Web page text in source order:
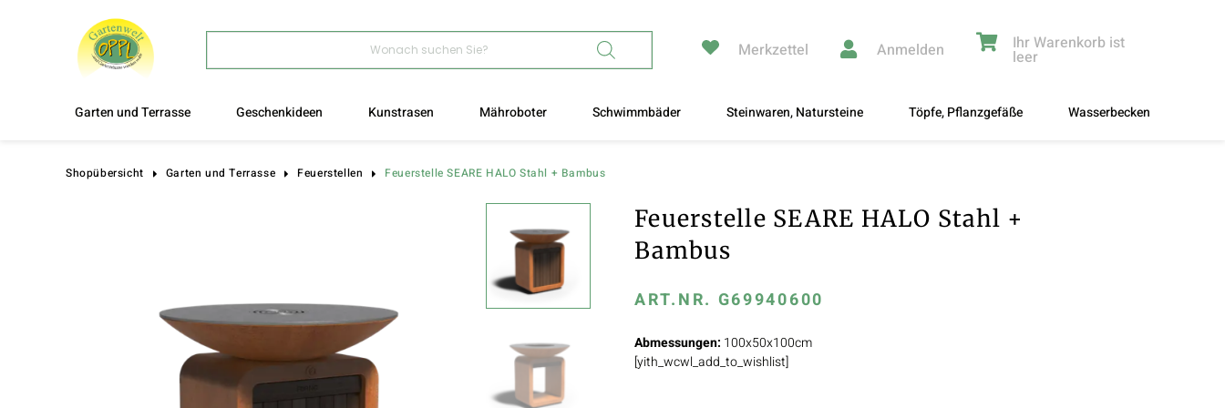
Merkzettel Anmelden Ihr Warenkorb ist
leer
Garten und Terrasse Geschenkideen Kunstrasen Mähroboter Schwimmbäder Steinwaren, Natursteine Töpfe, Pflanzgefäße Wasserbecken
Shopübersicht Garten und Terrasse Feuerstellen Feuerstelle SEARE HALO Stahl + Bambus
Feuerstelle SEARE HALO Stahl +
Bambus
ART.NR. G69940600
Abmessungen: 100x50x100cm
[yith_wcwl_add_to_wishlist]